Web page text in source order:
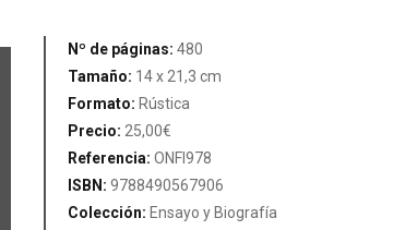
Nº de páginas:480
Tamaño: 14 x 21,3 cm
Formato: Rústica
Precio: 25,00€
Referencia:ONFI978
ISBN:9788490567906
Colección: Ensayo y Biografía